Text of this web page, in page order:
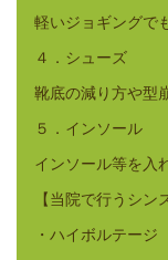
軽いジョギングで
４．シューズ
靴底の減り方や型
５．インソール
インソール等を入
【当院で行うシン
・ハイボルテージ